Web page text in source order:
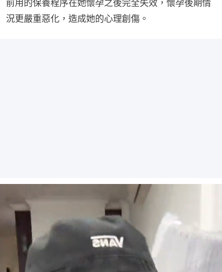
前用的保養程序在她懷孕之後完全失效，懷孕後期情
況更嚴重惡化，造成她的心理創傷。